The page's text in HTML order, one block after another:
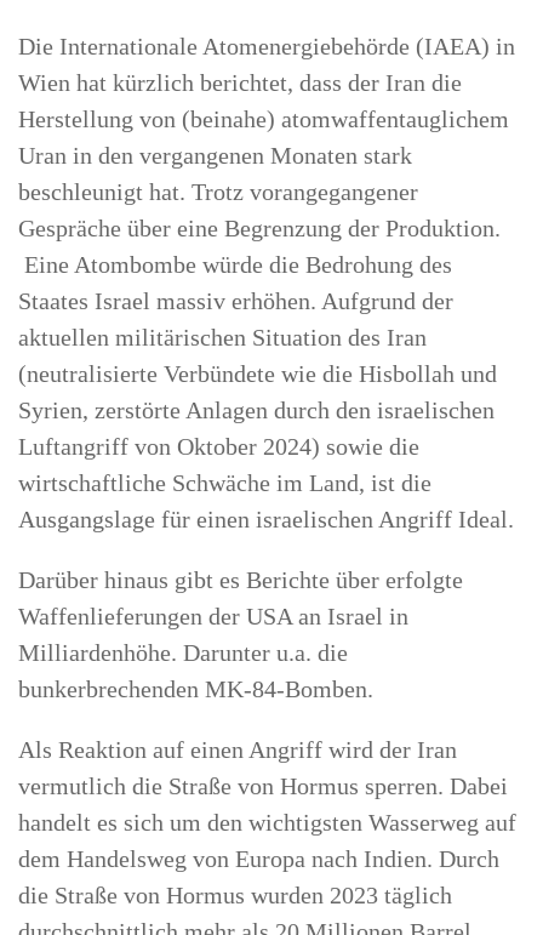
Die Internationale Atomenergiebehörde (IAEA) in
Wien hat kürzlich berichtet, dass der Iran die
Herstellung von (beinahe) atomwaffentauglichem
Uran in den vergangenen Monaten stark
beschleunigt hat. Trotz vorangegangener
Gespräche über eine Begrenzung der Produktion.
Eine Atombombe würde die Bedrohung des
Staates Israel massiv erhöhen. Aufgrund der
aktuellen militärischen Situation des Iran
(neutralisierte Verbündete wie die Hisbollah und
Syrien, zerstörte Anlagen durch den israelischen
Luftangriff von Oktober 2024) sowie die
wirtschaftliche Schwäche im Land, ist die
Ausgangslage für einen israelischen Angriff Ideal.
Darüber hinaus gibt es Berichte über erfolgte
Waffenlieferungen der USA an Israel in
Milliardenhöhe. Darunter u.a. die
bunkerbrechenden MK-84-Bomben.
Als Reaktion auf einen Angriff wird der Iran
vermutlich die Straße von Hormus sperren. Dabei
handelt es sich um den wichtigsten Wasserweg auf
dem Handelsweg von Europa nach Indien. Durch
die Straße von Hormus wurden 2023 täglich